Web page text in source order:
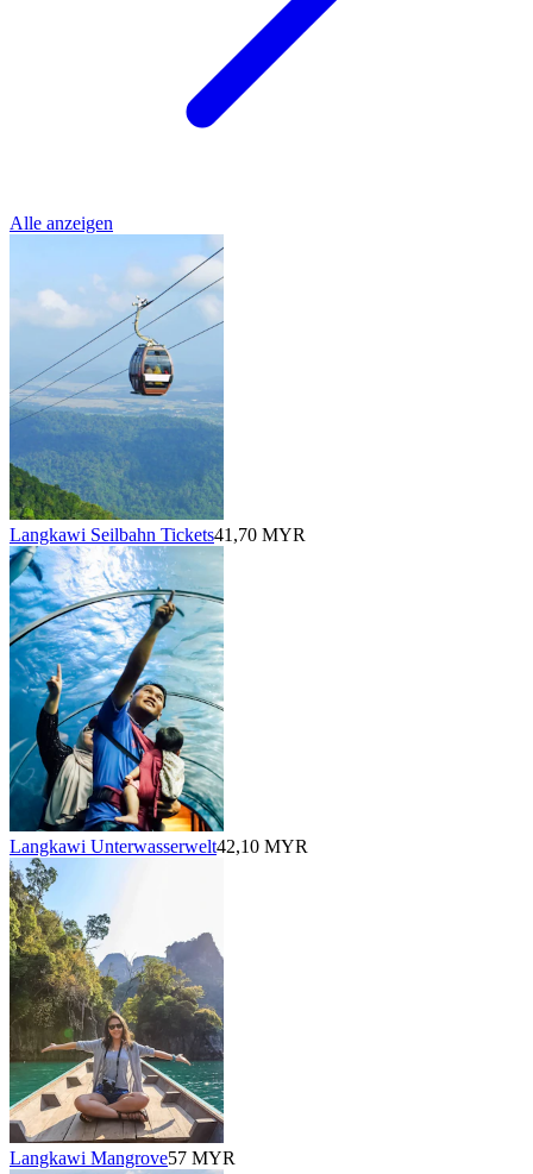
Alle anzeigen
Langkawi Seilbahn Tickets41,70 MYR
Langkawi Unterwasserwelt42,10 MYR
Langkawi Mangrove57 MYR